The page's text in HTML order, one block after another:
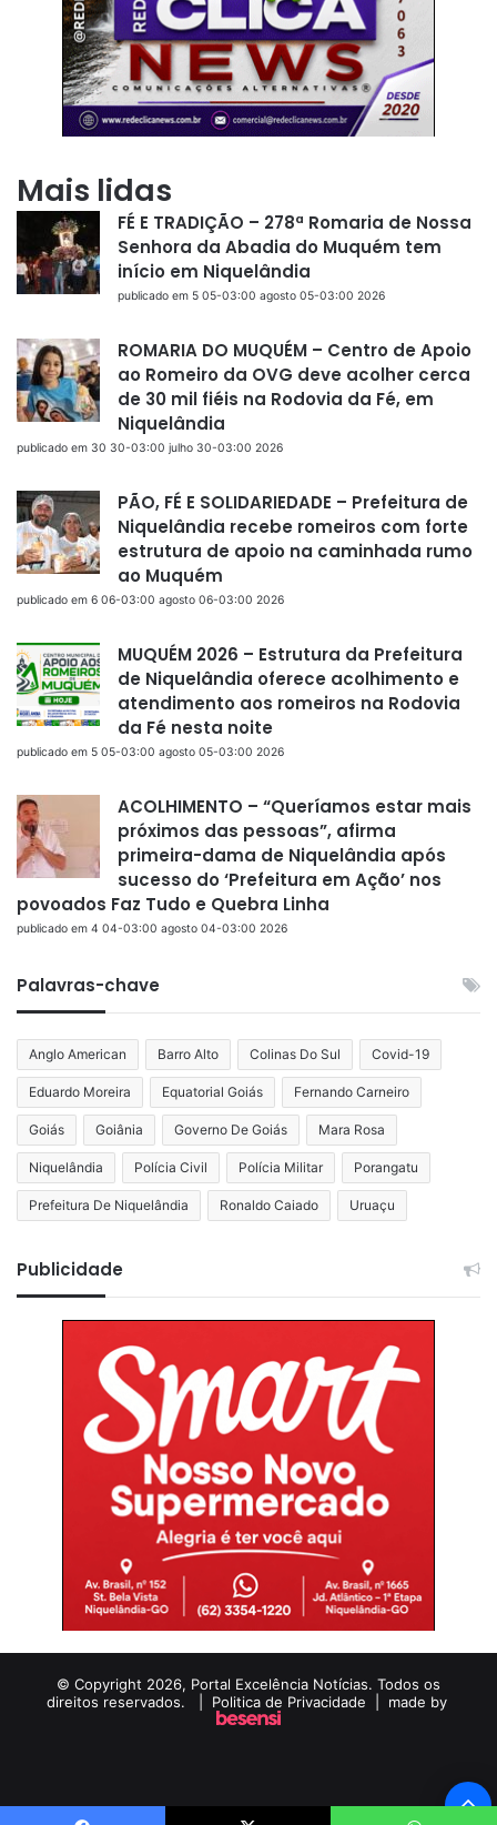
Mais lidas
FÉ E TRADIÇÃO – 278ª Romaria de Nossa
Senhora da Abadia do Muquém tem
início em Niquelândia
publicado em 5 05-03:00 agosto 05-03:00 2026
ROMARIA DO MUQUÉM – Centro de Apoio
ao Romeiro da OVG deve acolher cerca
de 30 mil fiéis na Rodovia da Fé, em
Niquelândia
publicado em 30 30-03:00 julho 30-03:00 2026
PÃO, FÉ E SOLIDARIEDADE – Prefeitura de
Niquelândia recebe romeiros com forte
estrutura de apoio na caminhada rumo
ao Muquém
publicado em 6 06-03:00 agosto 06-03:00 2026
MUQUÉM 2026 – Estrutura da Prefeitura
de Niquelândia oferece acolhimento e
atendimento aos romeiros na Rodovia
da Fé nesta noite
publicado em 5 05-03:00 agosto 05-03:00 2026
ACOLHIMENTO – “Queríamos estar mais
próximos das pessoas”, afirma
primeira-dama de Niquelândia após
sucesso do ‘Prefeitura em Ação’ nos
povoados Faz Tudo e Quebra Linha
publicado em 4 04-03:00 agosto 04-03:00 2026
Palavras-chave
Anglo American Barro Alto Colinas Do Sul Covid-19
Eduardo Moreira Equatorial Goiás Fernando Carneiro
Goiás Goiânia Governo De Goiás Mara Rosa
Niquelândia Polícia Civil Polícia Militar Porangatu
Prefeitura De Niquelândia Ronaldo Caiado Uruaçu
Publicidade
© Copyright 2026, Portal Excelência Notícias. Todos os
direitos reservados. | Politica de Privacidade | made by